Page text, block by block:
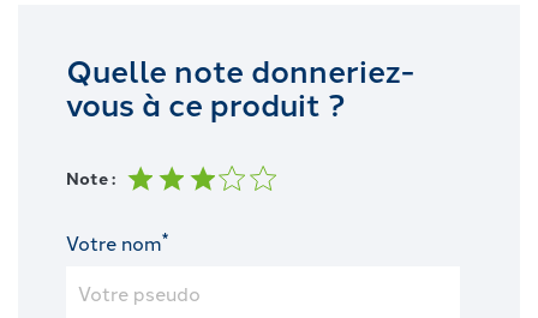
Quelle note donneriez-
vous à ce produit ?
Note :
Votre nom*